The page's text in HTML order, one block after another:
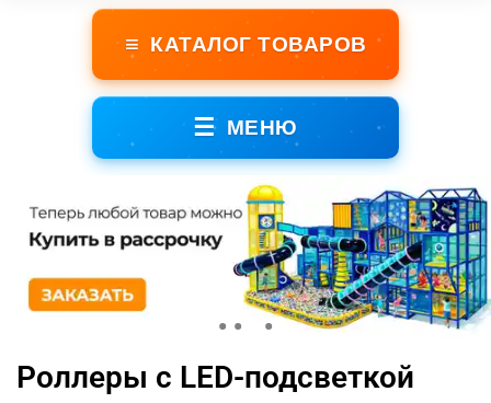
≡ КАТАЛОГ ТОВАРОВ
☰ МЕНЮ
Роллеры с LED-подсветкой